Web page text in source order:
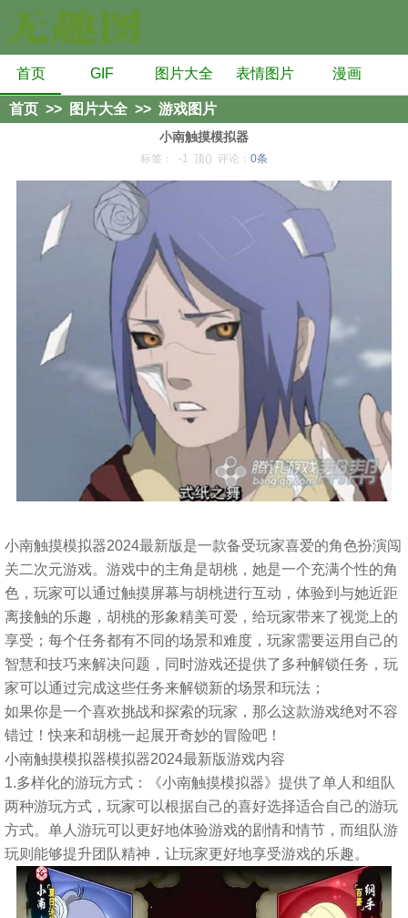
首页 GIF 图片大全 表情图片 漫画
首页 >> 图片大全 >> 游戏图片
小南触摸模拟器
标签： -1 顶() 评论： 0条
小南触摸模拟器2024最新版是一款备受玩家喜爱的角色扮演闯
关二次元游戏。游戏中的主角是胡桃，她是一个充满个性的角
色，玩家可以通过触摸屏幕与胡桃进行互动，体验到与她近距
离接触的乐趣，胡桃的形象精美可爱，给玩家带来了视觉上的
享受；每个任务都有不同的场景和难度，玩家需要运用自己的
智慧和技巧来解决问题，同时游戏还提供了多种解锁任务，玩
家可以通过完成这些任务来解锁新的场景和玩法；
如果你是一个喜欢挑战和探索的玩家，那么这款游戏绝对不容
错过！快来和胡桃一起展开奇妙的冒险吧！
小南触摸模拟器模拟器2024最新版游戏内容
1.多样化的游玩方式：《小南触摸模拟器》提供了单人和组队
两种游玩方式，玩家可以根据自己的喜好选择适合自己的游玩
方式。单人游玩可以更好地体验游戏的剧情和情节，而组队游
玩则能够提升团队精神，让玩家更好地享受游戏的乐趣。